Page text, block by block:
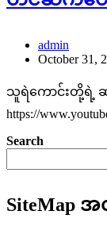
admin
October 31,
သူရဲကောင်းတို့ရဲ့
https://
Search
SiteMap